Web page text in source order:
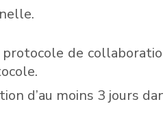
de
d’au moins 3 jours